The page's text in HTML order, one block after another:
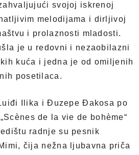
svojoj iskrenoj
melodijama i dirljivoj
i prolaznosti mladosti.
je u redovni i nezaobilazni
kuća i jedna je od omiljenih
posetilaca.
Ilika i Đuzepe Đakosa po
de la vie de bohème“
radnje su pesnik
čija nežna ljubavna priča